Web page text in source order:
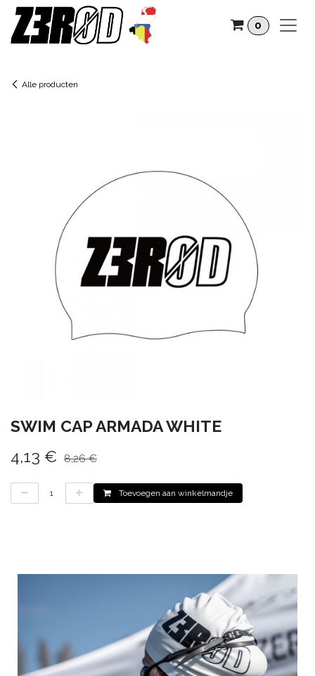
Overslaan naar inhoud
0
Alle producten
SWIM CAP ARMADA WHITE
4,13 € 8,26€
Toevoegen aan winkelmandje